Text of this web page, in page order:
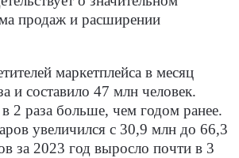
продаж и расширении
маркетплейса в месяц
и составило 47 млн человек.
2 раза больше, чем годом ранее.
увеличился с 30,9 млн до 66,3
за 2023 год выросло почти в 3